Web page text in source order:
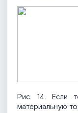
Рис. 14. Если
материальную